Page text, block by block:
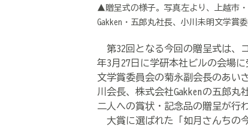
▲贈呈式の様子。写真左より、上越市
Gakken・五郎丸社長、小川未明文学賞
第32 回となる今回の贈呈式は、
年3月 27日に学研本社ビルの会場
文学賞委員会の菊永副会長のあい
川会長、株式会社Gakkenの五郎丸
二人への賞状・記念品の贈呈が行
大賞に選ばれた「如月さんちの